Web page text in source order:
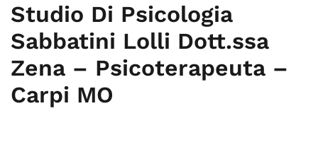
Studio Di Psicologia
Sabbatini Lolli Dott.ssa
Zena – Psicoterapeuta –
Carpi MO